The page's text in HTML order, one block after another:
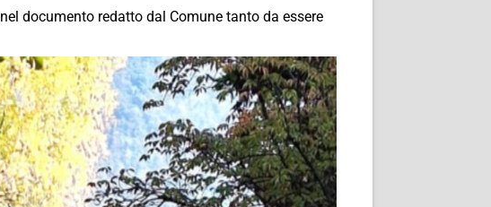
documento redatto dal Comune tanto da essere